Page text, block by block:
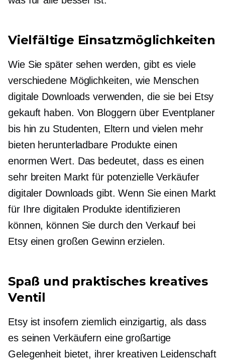
Vielfältige Einsatzmöglichkeiten
Wie Sie später sehen werden, gibt es viele
verschiedene Möglichkeiten, wie Menschen
digitale Downloads verwenden, die sie bei Etsy
gekauft haben. Von Bloggern über Eventplaner
bis hin zu Studenten, Eltern und vielen mehr
bieten herunterladbare Produkte einen
enormen Wert. Das bedeutet, dass es einen
sehr breiten Markt für potenzielle Verkäufer
digitaler Downloads gibt. Wenn Sie einen Markt
für Ihre digitalen Produkte identifizieren
können, können Sie durch den Verkauf bei
Etsy einen großen Gewinn erzielen.
Spaß und praktisches kreatives
Ventil
Etsy ist insofern ziemlich einzigartig, als dass
es seinen Verkäufern eine großartige
Gelegenheit bietet, ihrer kreativen Leidenschaft